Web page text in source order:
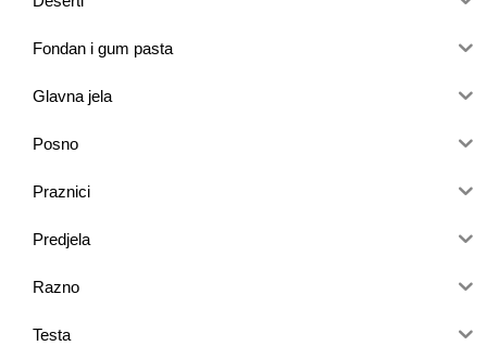
Fondan i gum pasta
Glavna jela
Posno
Praznici
Predjela
Razno
Testa